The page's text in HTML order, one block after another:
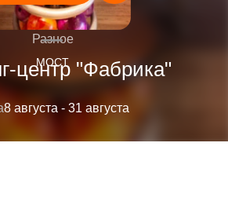
Разное
центр "Фабрика"
8 августа - 31 августа
—
МОСТ